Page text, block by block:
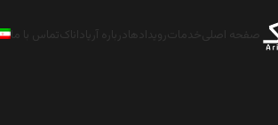
صفحه اصلی خدمات رویدادها درباره آریاداناکتماس با ما